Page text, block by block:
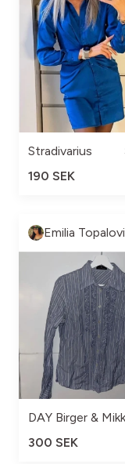
Stradivarius
190 SEK
Emilia
300 SEK